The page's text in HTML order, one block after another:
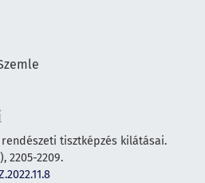
rendészeti tisztképzés kilátásai.
2205-2209.